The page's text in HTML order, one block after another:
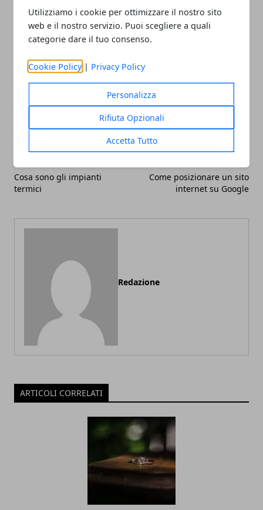
Utilizziamo i cookie per ottimizzare il nostro sito
web e il nostro servizio. Puoi scegliere a quali
categorie dare il tuo consenso.
Cookie Policy | Privacy Policy
Personalizza
Rifiuta Opzionali
Accetta Tutto
quei soggetti chenon percepiscono reddito
Whatsapp
Cosa sono gli impianti
termici
Come posizionare un sito
internet su Google
Redazione
ARTICOLI CORRELATI